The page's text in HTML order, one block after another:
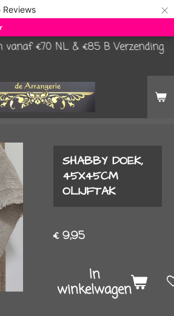
Reviews ×
vanaf €70 NL & €85 B Verzending
SHABBY DOEK,
45X45CM
OLIJFTAK
€ 9,95
In
winkelwagen